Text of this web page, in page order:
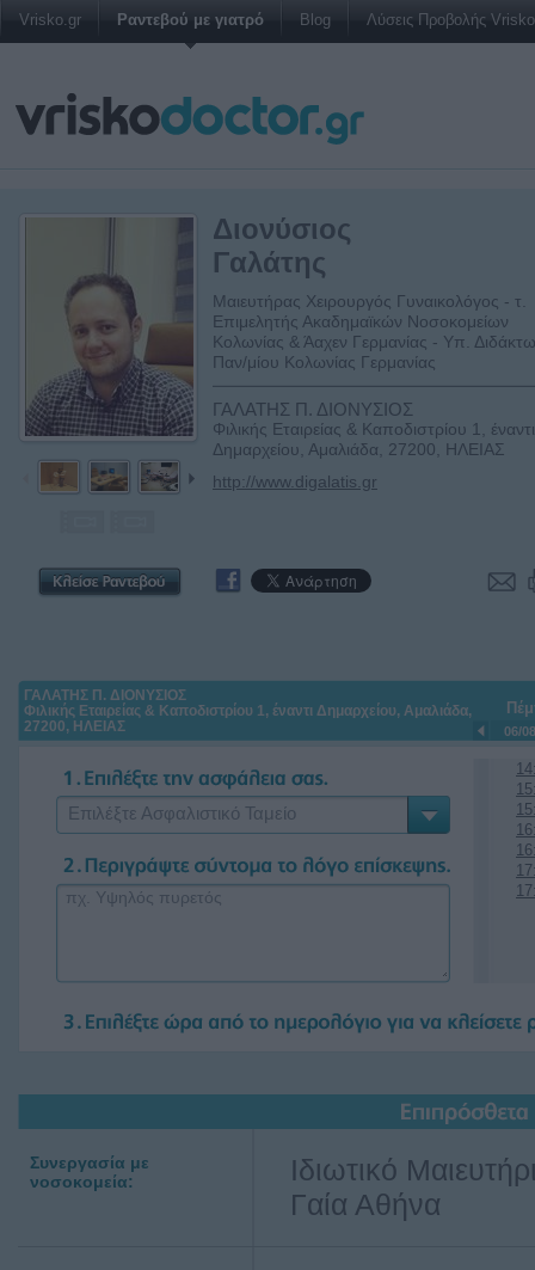
Vrisko.gr Ραντεβού με γιατρό Blog Λύσεις Προβολής
Διονύσιος
Γαλάτης
Μαιευτήρας Χειρουργός Γυναικολόγος - τ.
Επιμελητής Ακαδημαϊκών Νοσοκομείων
Κολωνίας & Άαχεν Γερμανίας - Υπ.
Παν/μίου Κολωνίας Γερμανίας
ΓΑΛΑΤΗΣ Π. ΔΙΟΝΥΣΙΟΣ
Φιλικής Εταιρείας & Καποδιστρίου 1, έναντι
Δημαρχείου, Αμαλιάδα, 27200, ΗΛΕΙΑΣ
ΓΑΛΑΤΗΣ Π. ΔΙΟΝΥΣΙΟΣ
Φιλικής Εταιρείας & Καποδιστρίου 1, έναντι Δημαρχείου, Αμαλιάδα,
27200, ΗΛΕΙΑΣ
Επιλέξτε Ασφαλιστικό Ταμείο
06/
Συνεργασία με
νοσοκομεία:
Ιδιωτικό
Γαία Αθήνα